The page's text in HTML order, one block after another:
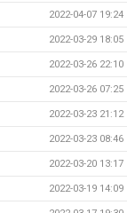
2022-04-07 19:24
2022-03-29 18:05
2022-03-26 22:10
2022-03-26 07:25
2022-03-23 21:12
2022-03-23 08:46
2022-03-20 13:17
2022-03-19 14:09